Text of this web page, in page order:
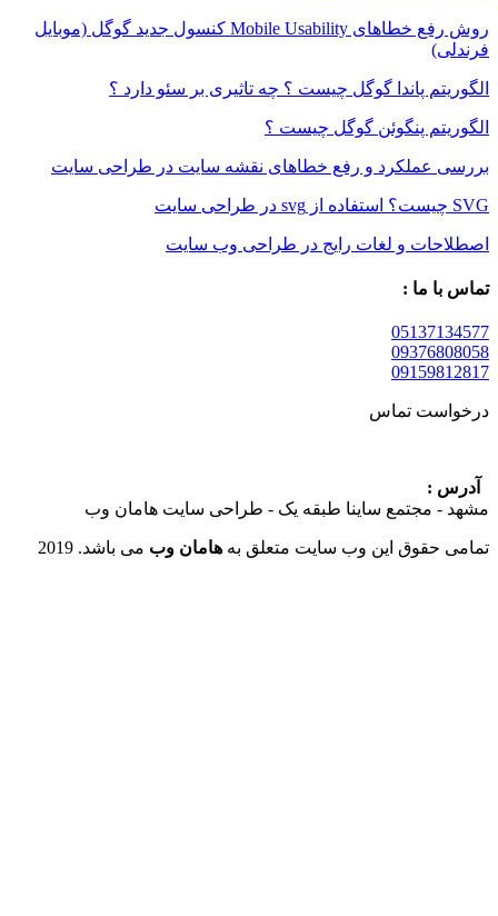
روش رفع خطاهای Mobile Usability کنسول جدید گوگل (موبایل
پاندا گوگل چیست ؟ چه تاثیری بر سئو دارد ؟
پنگوئن گوگل چیست ؟
عملکرد و رفع خطاهای نقشه سایت در طراحی سایت
و لغات رایج در طراحی وب سایت
ما :
تماس
ساینا طبقه یک - طراحی سایت هامان وب
این وب سایت متعلق بههامان وبمی باشد. 2019